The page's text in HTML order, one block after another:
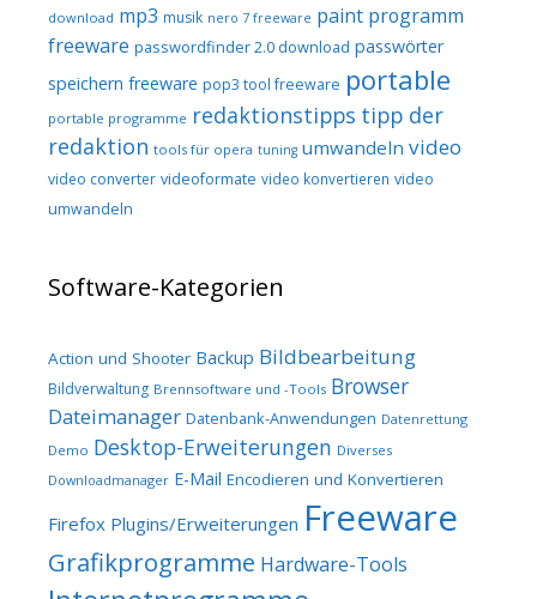
download mp3 musik nero 7 freeware paint programm
freeware passwordfinder 2.0 download passwörter
speichern freeware pop3 tool freeware portable
portable programme redaktionstipps tipp der
redaktion tools für opera tuning umwandeln video
video converter videoformate video konvertieren video
umwandeln
Software-Kategorien
Action und Shooter Backup Bildbearbeitung
Bildverwaltung Brennsoftware und -Tools Browser
Dateimanager Datenbank-Anwendungen Datenrettung
Demo Desktop-Erweiterungen Diverses
Downloadmanager E-Mail Encodieren und Konvertieren
Firefox Plugins/Erweiterungen Freeware
Grafikprogramme Hardware-Tools